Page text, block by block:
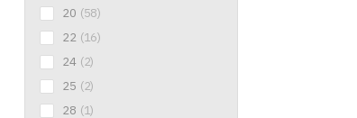
20 (58)
22 (16)
24 (2)
25 (2)
28 (1)